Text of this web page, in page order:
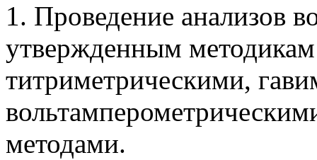
1. Проведение анализов
утвержденным
титриметрическими,
методами.